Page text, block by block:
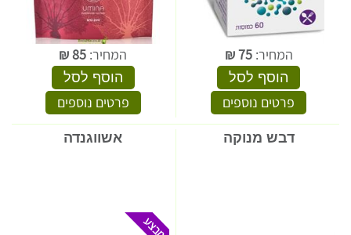
המחיר:75
₪
הוסף לסל
פרטים נוספים
המחיר: 85
₪
הוסף לסל
פרטים נוספים
דבש מנוקה אשווגנדה